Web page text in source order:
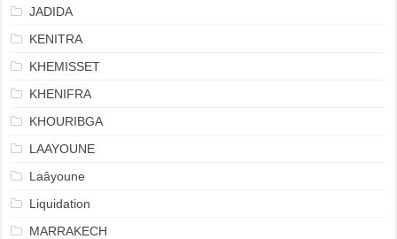
JADIDA
KENITRA
KHEMISSET
KHENIFRA
KHOURIBGA
LAAYOUNE
Laâyoune
Liquidation
MARRAKECH